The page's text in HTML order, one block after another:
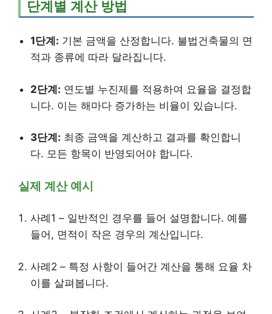
단계별 계산 방법
1단계: 기본 금액을 산정합니다. 불법건축물의 면
적과 종류에 따라 달라집니다.
2단계: 연도별 누진제를 적용하여 요율을 결정합
니다. 이는 해마다 증가하는 비율이 있습니다.
3단계: 최종 금액을 계산하고 결과를 확인합니
다. 모든 항목이 반영되어야 합니다.
실제 계산 예시
사례1 – 일반적인 경우를 들어 설명합니다. 예를
들어, 면적이 작은 경우의 계산입니다.
사례2 – 특정 사항이 들어간 계산을 통해 요율 차
이를 살펴봅니다.